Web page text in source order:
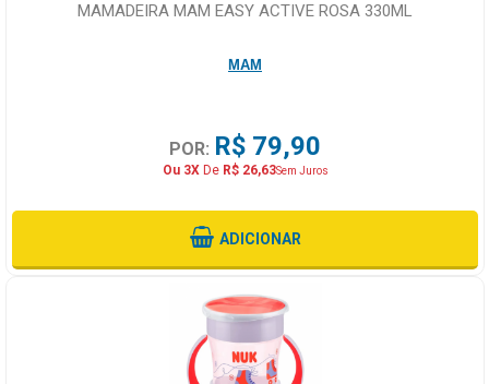
MAMADEIRA MAM EASY ACTIVE ROSA 330ML
MAM
POR: R$ 79,90
Ou 3XDe R$ 26,63Sem Juros
ADICIONAR